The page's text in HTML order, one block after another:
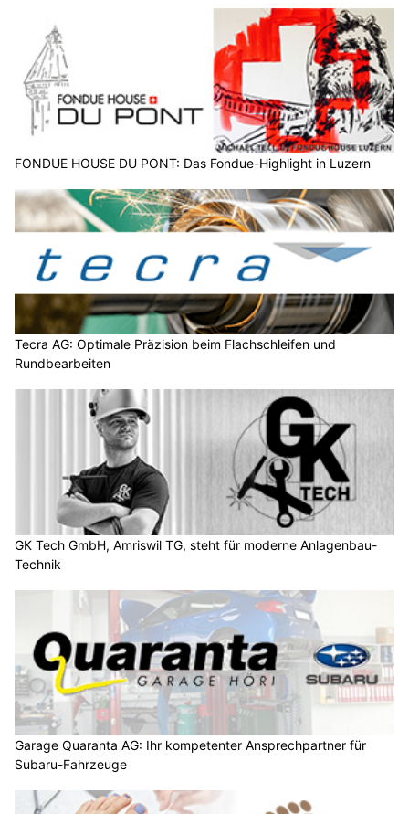
FONDUE HOUSE DU PONT: Das Fondue-Highlight in Luzern
Tecra AG: Optimale Präzision beim Flachschleifen und
Rundbearbeiten
GK Tech GmbH, Amriswil TG, steht für moderne Anlagenbau-
Technik
Garage Quaranta AG: Ihr kompetenter Ansprechpartner für
Subaru-Fahrzeuge